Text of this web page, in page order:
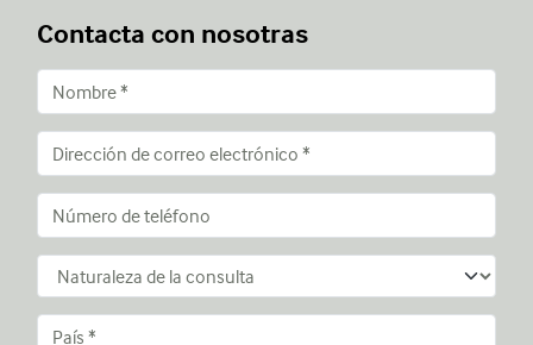
Contacta con nosotras